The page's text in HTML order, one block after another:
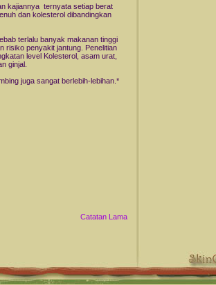
kajiannya ternyata setiap berat
dan kolesterol dibandingkan
terlalu banyak makanan tinggi
risiko penyakit jantung. Penelitian
level Kolesterol, asam urat,
ginjal.
juga sangat berlebih-lebihan.*
Catatan Lama